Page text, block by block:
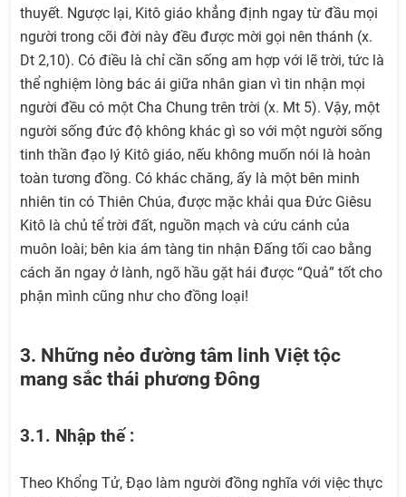
thuyết. Ngược lại, Kitô giáo khẳng định ngay từ đầu mọi
người trong cõi đời này đều được mời gọi nên thánh (x.
Dt 2,10). Có điều là chỉ cần sống am hợp với lẽ trời, tức là
thể nghiệm lòng bác ái giữa nhân gian vì tin nhận mọi
người đều có một Cha Chung trên trời (x. Mt 5). Vậy, một
người sống đức độ không khác gì so với một người sống
tinh thần đạo lý Kitô giáo, nếu không muốn nói là hoàn
toàn tương đồng. Có khác chăng, ấy là một bên minh
nhiên tin có Thiên Chúa, được mặc khải qua Đức Giêsu
Kitô là chủ tể trời đất, nguồn mạch và cứu cánh của
muôn loài; bên kia ám tàng tin nhận Đấng tối cao bằng
cách ăn ngay ở lành, ngõ hầu gặt hái được “Quả” tốt cho
phận mình cũng như cho đồng loại!
3. Những nẻo đường tâm linh Việt tộc
mang sắc thái phương Đông
3.1. Nhập thế :
Theo Khổng Tử, Đạo làm người đồng nghĩa với việc thực